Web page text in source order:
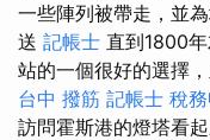
一些陣列被帶走，並
送 記帳士 直到1800
站的一個很好的選擇
台中 撥筋 記帳士 稅
訪問霍斯港的燈塔看